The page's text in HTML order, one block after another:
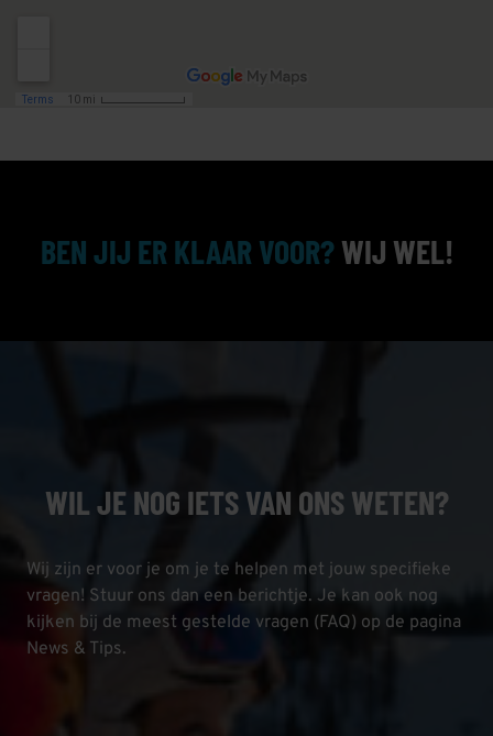
BEN JIJ ER KLAAR VOOR?WIJ WEL!
WIL JE NOG IETS VAN ONS WETEN?
Wij zijn er voor je om je te helpen met jouw specifieke
vragen! Stuur ons dan een berichtje. Je kan ook nog
kijken bij de meest gestelde vragen (FAQ) op de pagina
News & Tips.